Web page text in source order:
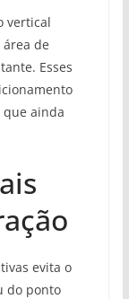
vertical
de
Esses
ainda
evita o
do ponto